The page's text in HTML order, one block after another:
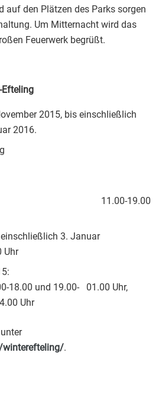
auf den Plätzen des Parks sorgen
Um Mitternacht wird das
Feuerwerk begrüßt.
Efteling
2015, bis einschließlich
2016.
bis Freitag
11.00-19.00
einschließlich 3. Januar
2015:
und 19.00- 01.00 Uhr,
Uhr
winterefteling/.